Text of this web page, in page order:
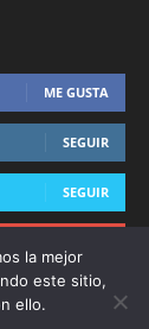
ME GUSTA
SEGUIR
SEGUIR
la mejor
este sitio,
ello.